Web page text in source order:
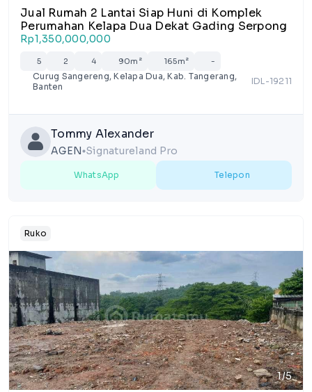
Jual Rumah 2 Lantai Siap Huni di Komplek
Perumahan Kelapa Dua Dekat Gading Serpong
Rp1,350,000,000
5 2 4 90m² 165m² -
Curug Sangereng, Kelapa Dua, Kab. Tangerang,
Banten
IDL-19211
Tommy Alexander
AGEN lens Signatureland Pro
WhatsApp Telepon
Ruko
1/5